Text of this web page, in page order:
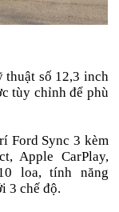
thuật số 12,3 inch
tùy chỉnh để phù
Ford Sync 3 kèm
Apple CarPlay,
loa, tính năng
3 chế độ.